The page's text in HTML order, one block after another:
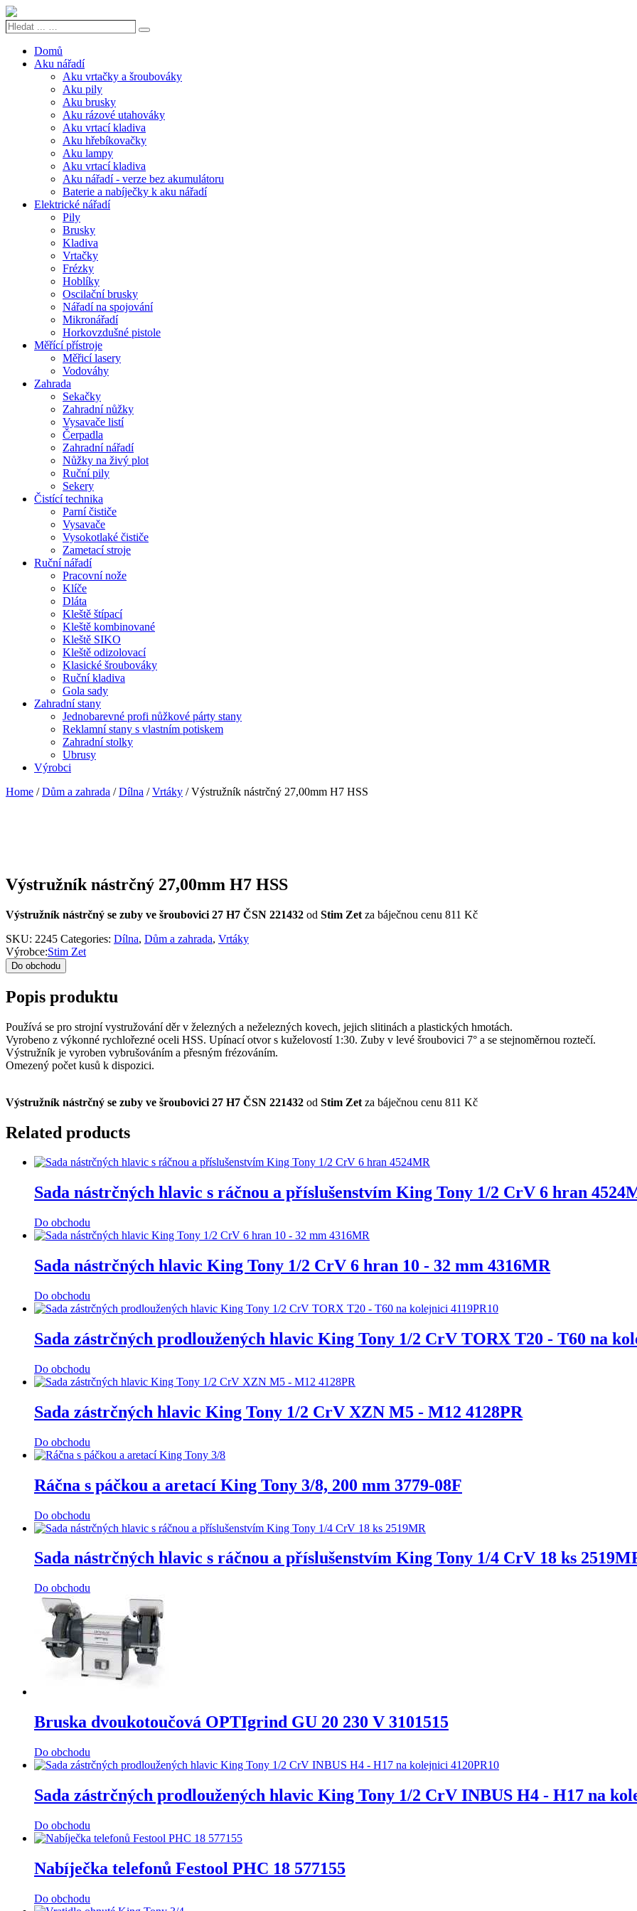
Hledat
Search
Domů
Aku nářadí
Aku vrtačky a šroubováky
Aku pily
Aku brusky
Aku rázové utahováky
Aku vrtací kladiva
Aku hřebíkovačky
Aku lampy
Aku vrtací kladiva
Aku nářadí - verze bez akumulátoru
Baterie a nabíječky k aku nářadí
Elektrické nářadí
Pily
Brusky
Kladiva
Vrtačky
Frézky
Hoblíky
Oscilační brusky
Nářadí na spojování
Mikronářadí
Horkovzdušné pistole
Měřící přístroje
Měřicí lasery
Vodováhy
Zahrada
Sekačky
Zahradní nůžky
Vysavače listí
Čerpadla
Zahradní nářadí
Nůžky na živý plot
Ruční pily
Sekery
Čistící technika
Parní čističe
Vysavače
Vysokotlaké čističe
Zametací stroje
Ruční nářadí
Pracovní nože
Klíče
Dláta
Kleště štípací
Kleště kombinované
Kleště SIKO
Kleště odizolovací
Klasické šroubováky
Ruční kladiva
Gola sady
Zahradní stany
Jednobarevné profi nůžkové párty stany
Reklamní stany s vlastním potiskem
Zahradní stolky
Ubrusy
Výrobci
Home /Dům a zahrada /Dílna /Vrtáky / Výstružník nástrčný 27,00mm H7 HSS
Výstružník nástrčný 27,00mm H7 HSS
Výstružník nástrčný se zuby ve šroubovici 27 H7 ČSN 221432 od Stim Zet za báječnou cenu 811 Kč
SKU: 2245 Categories: Dílna, Dům a zahrada, Vrtáky
Výrobce:Stim Zet
Do obchodu
Popis produktu
Používá se pro strojní vystružování děr v železných a neželezných kovech, jejich slitinách a plastických hmotách.
Vyrobeno z výkonné rychlořezné oceli HSS. Upínací otvor s kuželovostí 1:30. Zuby v levé šroubovici 7° a se stejnoměrnou roztečí.
Výstružník je vyroben vybrušováním a přesným frézováním.
Omezený počet kusů k dispozici.
Výstružník nástrčný se zuby ve šroubovici 27 H7 ČSN 221432 od Stim Zet za báječnou cenu 811 Kč
Related products
Sada nástrčných hlavic s ráčnou a příslušenstvím King Tony 1/2 CrV 6 hran
Do obchodu
Sada nástrčných hlavic King Tony 1/2 CrV 6 hran 10 - 32 mm 4316MR
Do obchodu
Sada zástrčných prodloužených hlavic King Tony 1/2 CrV TORX T20 - T60 na
Do obchodu
Sada zástrčných hlavic King Tony 1/2 CrV XZN M5 - M12 4128PR
Do obchodu
Ráčna s páčkou a aretací King Tony 3/8, 200 mm 3779-08F
Do obchodu
Sada nástrčných hlavic s ráčnou a příslušenstvím King Tony 1/4 CrV 18 ks
Do obchodu
Bruska dvoukotoučová OPTIgrind GU 20 230 V 3101515
Do obchodu
Sada zástrčných prodloužených hlavic King Tony 1/2 CrV INBUS H4 - H17 na
Do obchodu
Nabíječka telefonů Festool PHC 18 577155
Do obchodu